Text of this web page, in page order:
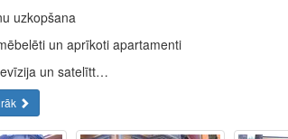
uzkopšana
un aprīkoti apartamenti
un satelītt…